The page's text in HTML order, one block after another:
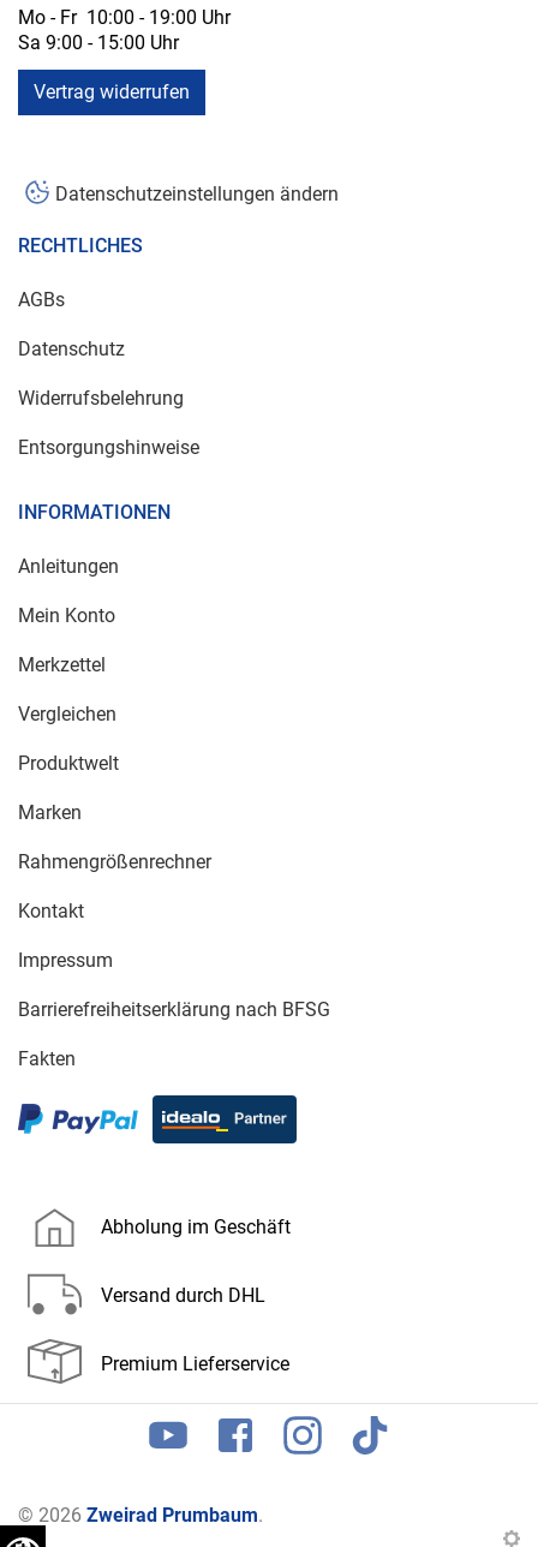
Mo - Fr 10:00 - 19:00 Uhr
Sa 9:00 - 15:00 Uhr
Vertrag widerrufen
Datenschutzeinstellungen ändern
RECHTLICHES
AGBs
Datenschutz
Widerrufsbelehrung
Entsorgungshinweise
INFORMATIONEN
Anleitungen
Mein Konto
Merkzettel
Vergleichen
Produktwelt
Marken
Rahmengrößenrechner
Kontakt
Impressum
Barrierefreiheitserklärung nach BFSG
Fakten
Abholung im Geschäft
Versand durch DHL
Premium Lieferservice
© 2026 Zweirad Prumbaum.